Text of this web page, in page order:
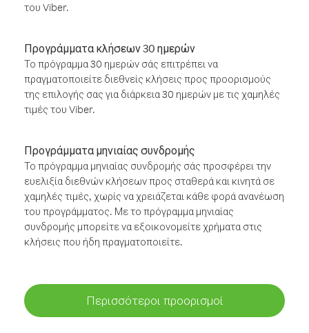
του Viber.
Προγράμματα κλήσεων 30 ημερών
Το πρόγραμμα 30 ημερών σάς επιτρέπει να
πραγματοποιείτε διεθνείς κλήσεις προς προορισμούς
της επιλογής σας για διάρκεια 30 ημερών με τις χαμηλές
τιμές του Viber.
Προγράμματα μηνιαίας συνδρομής
Το πρόγραμμα μηνιαίας συνδρομής σάς προσφέρει την
ευελιξία διεθνών κλήσεων προς σταθερά και κινητά σε
χαμηλές τιμές, χωρίς να χρειάζεται κάθε φορά ανανέωση
του προγράμματος. Με το πρόγραμμα μηνιαίας
συνδρομής μπορείτε να εξοικονομείτε χρήματα στις
κλήσεις που ήδη πραγματοποιείτε.
Περισσότεροι προορισμοί